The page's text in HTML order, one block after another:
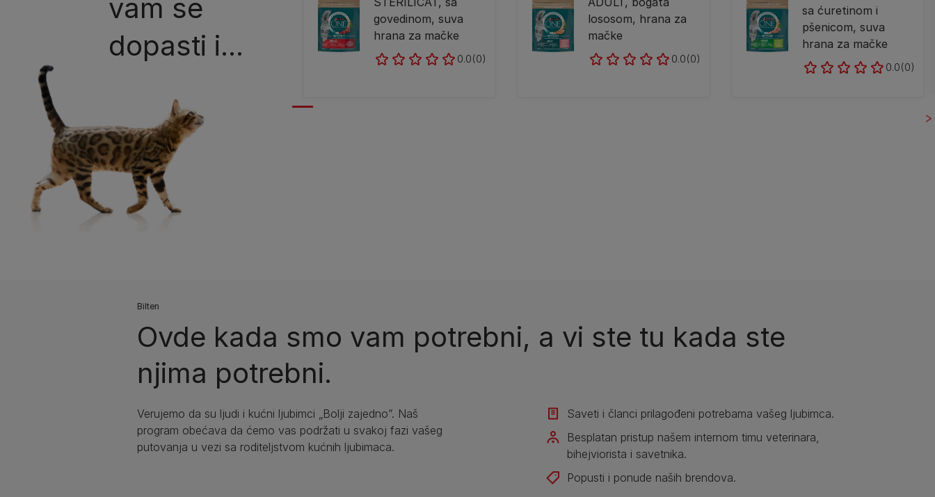
vam se
dopasti i...
govedinom, suva
hrana za mačke
0.0(0)
lososom, hrana za
mačke
0.0(0)
sa ćuretinom i
pšenicom, suva
hrana za mačke
0.0(0)
Bilten​
Ovde kada smo vam potrebni, a vi ste tu kada ste
njima potrebni.
Verujemo da su ljudi i kućni ljubimci „Bolji zajedno”. Naš
program obećava da ćemo vas podržati u svakoj fazi vašeg
putovanja u vezi sa roditeljstvom kućnih ljubimaca.
Saveti i članci prilagođeni potrebama vašeg ljubimca.
Besplatan pristup našem internom timu veterinara,
bihejviorista i savetnika.
Popusti i ponude naših brendova.